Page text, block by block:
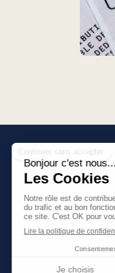
A
Maude
droit
crédit